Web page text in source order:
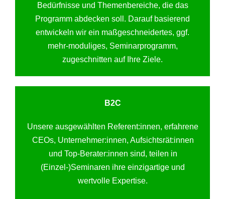
Bedürfnisse und Themenbereiche, die das
Programm abdecken soll. Darauf basierend
entwickeln wir ein maßgeschneidertes, ggf.
mehr-moduliges, Seminarprogramm,
zugeschnitten auf Ihre Ziele.
B2C
Unsere ausgewählten Referent:innen, erfahrene
CEOs, Unternehmer:innen, Aufsichtsrät:innen
und Top-Berater:innen sind, teilen in
(Einzel-)Seminaren ihre einzigartige und
wertvolle Expertise.